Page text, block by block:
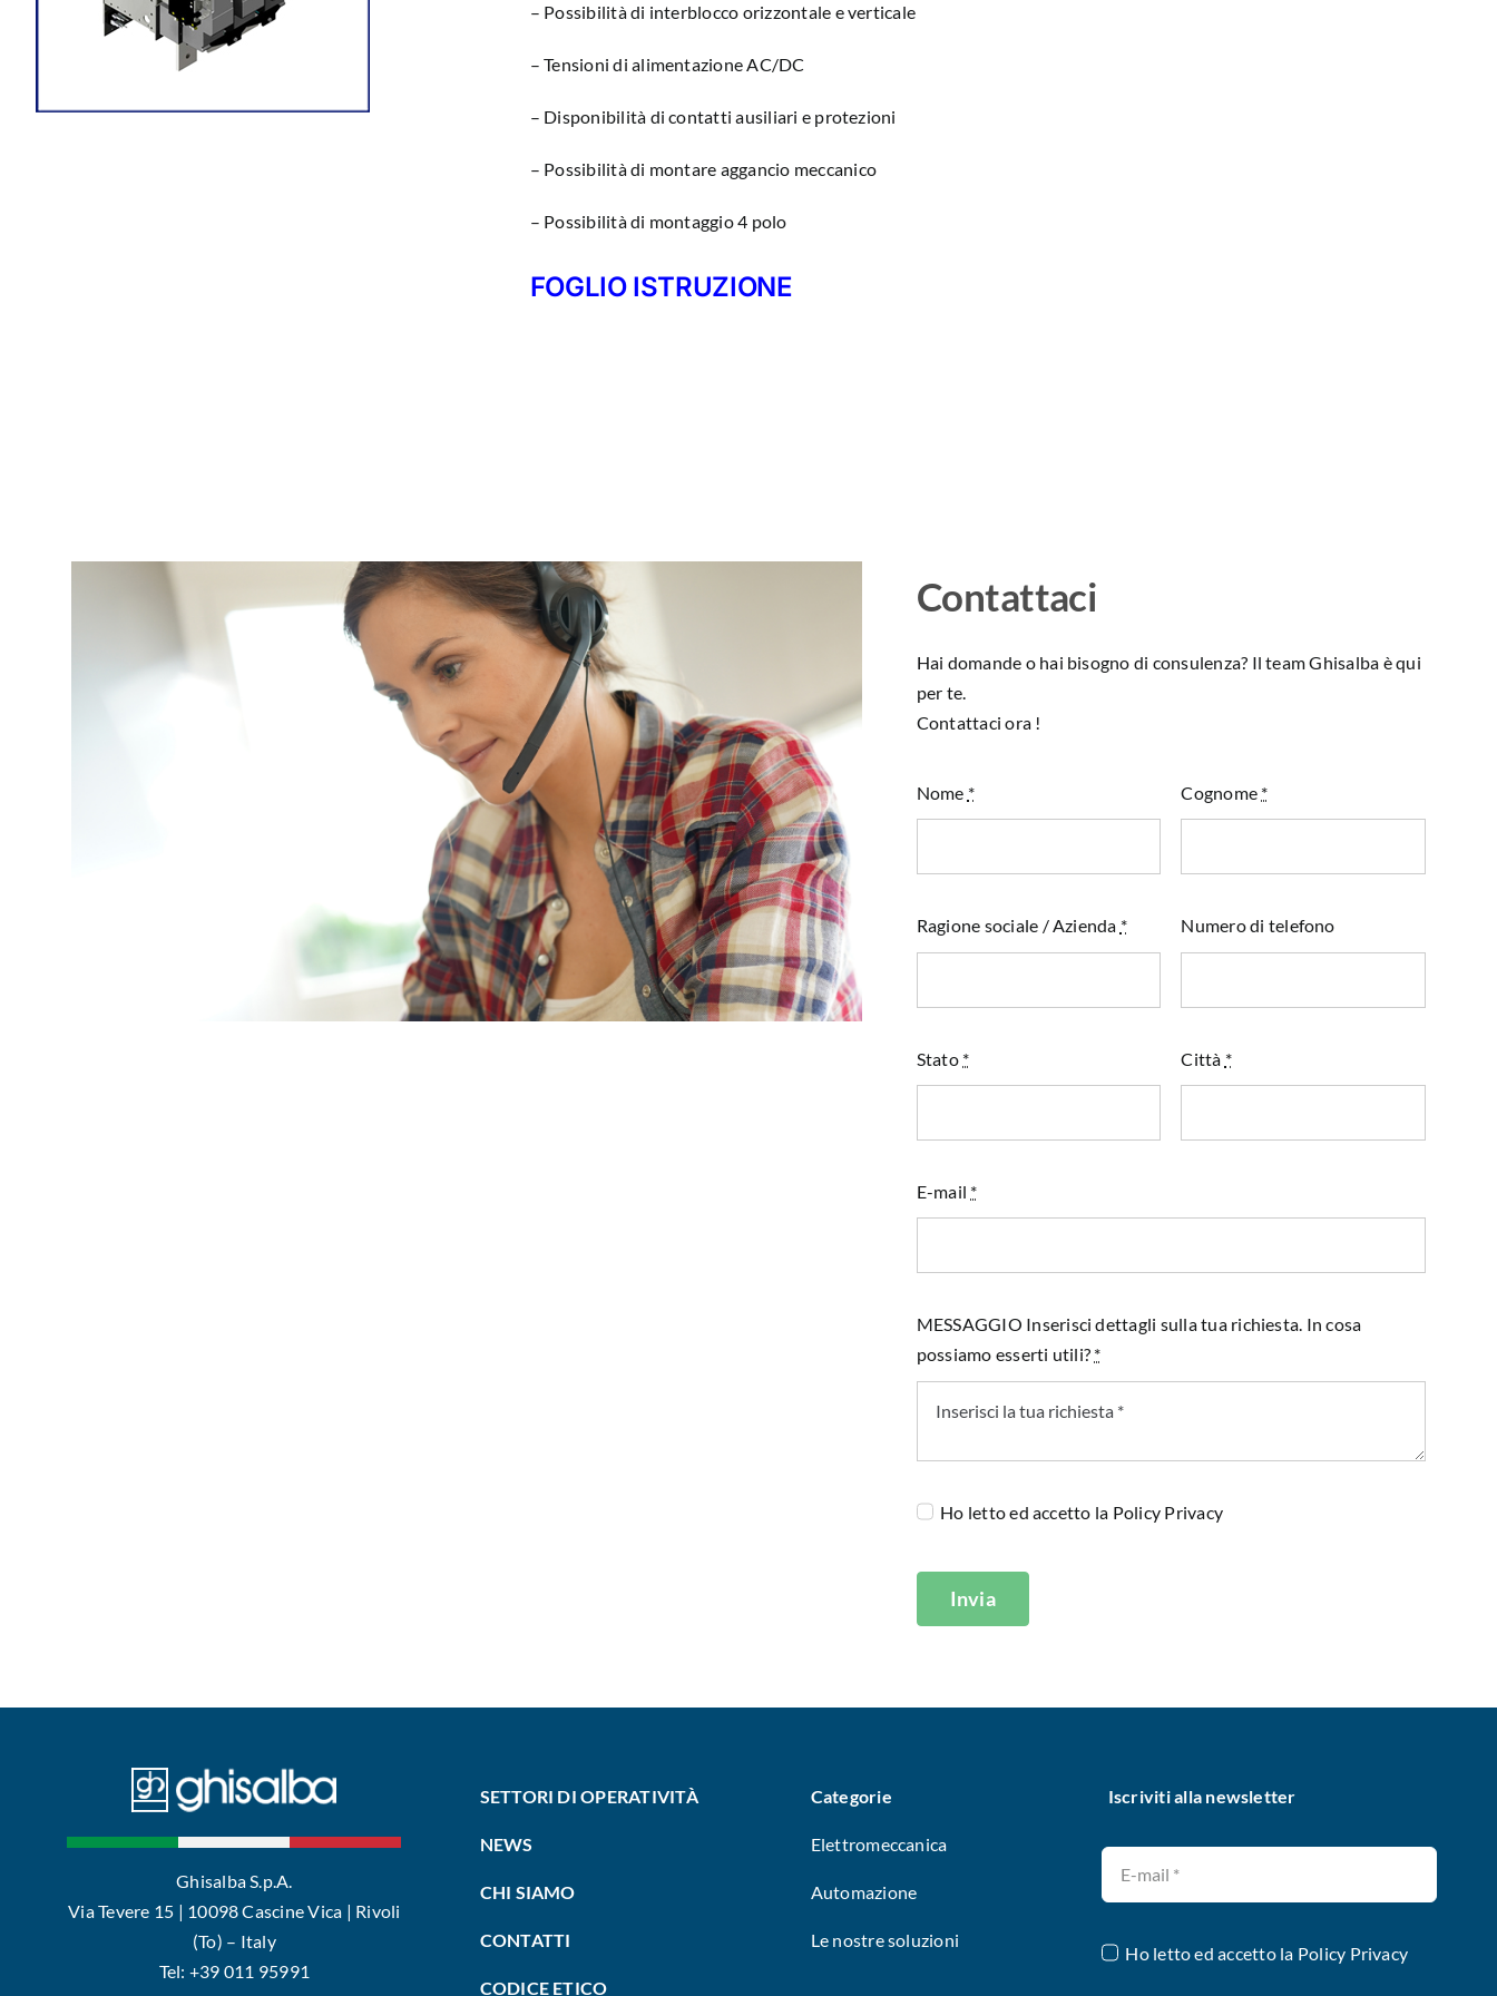
– Possibilità di interblocco orizzontale e verticale
– Tensioni di alimentazione AC/DC
– Disponibilità di contatti ausiliari e protezioni
– Possibilità di montare aggancio meccanico
– Possibilità di montaggio 4 polo
FOGLIO ISTRUZIONE
Contattaci
Hai domande o hai bisogno di consulenza? Il team Ghisalba è qui
per te.
Contattaci ora !
Nome * Cognome *
Ragione sociale / Azienda * Numero di telefono
Stato * Città *
E-mail *
MESSAGGIO Inserisci dettagli sulla tua richiesta. In cosa
possiamo esserti utili? *
Ho letto ed accetto la Policy Privacy
Invia
Ghisalba S.p.A.
Via Tevere 15 | 10098 Cascine Vica | Rivoli
(To) – Italy
Tel: +39 011 95991
SETTORI DI OPERATIVITÀ
NEWS
CHI SIAMO
CONTATTI
CODICE ETICO
Categorie
Elettromeccanica
Automazione
Le nostre soluzioni
Iscriviti alla newsletter
Ho letto ed accetto la Policy Privacy